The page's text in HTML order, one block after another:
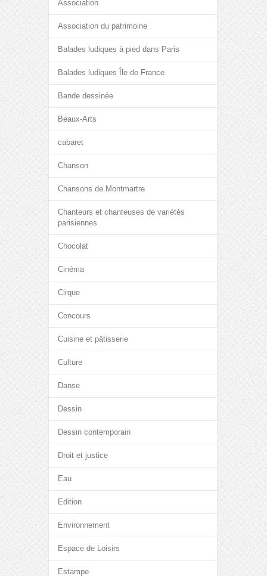
Association
Association du patrimoine
Balades ludiques à pied dans Paris
Balades ludiques Île de France
Bande dessinée
Beaux-Arts
cabaret
Chanson
Chansons de Montmartre
Chanteurs et chanteuses de variétés
parisiennes
Chocolat
Cinéma
Cirque
Concours
Cuisine et pâtisserie
Culture
Danse
Dessin
Dessin contemporain
Droit et justice
Eau
Edition
Environnement
Espace de Loisirs
Estampe